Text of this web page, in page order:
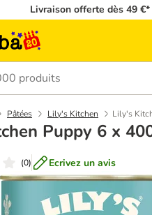
Livraison offerte dès 49 €*
Pâtées Lily's Kitchen Lily's
Puppy 6 x
(0) Ecrivez un avis